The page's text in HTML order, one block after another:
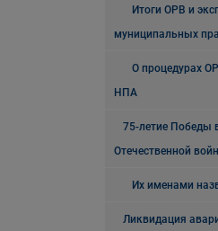
Итоги ОРВ и
муниципальных
О процедурах
НПА
75-летие Победы
Отечественной
Их именами
Ликвидация